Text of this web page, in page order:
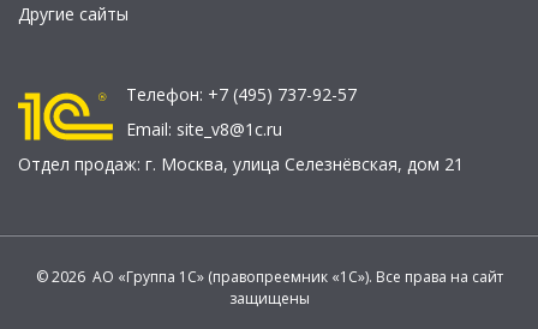
Другие сайты
Телефон: +7 (495) 737-92-57
Email: site_v8@1c.ru
Отдел продаж: г. Москва, улица Селезнёвская, дом 21
© 2026 АО «Группа 1С» (правопреемник «1С»). Все права на сайт
защищены